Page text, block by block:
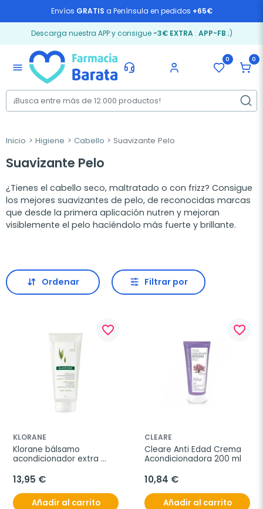
Envíos GRATIS a Península en pedidos +65€
Descarga nuestra APP y consigue -3€ EXTRA: APP-FB ;)
menu
0 0
Inicio Higiene Cabello Suavizante Pelo
Suavizante Pelo
¿Tienes el cabello seco, maltratado o con frizz? Consigue
los mejores suavizantes de pelo, de reconocidas marcas
que desde la primera aplicación nutren y mejoran
visiblemente el pelo haciéndolo más fuerte y brillante.
Ordenar Filtrar por
favorite_border
KLORANE
Klorane bálsamo
acondicionador extra
avena, 200 ml
13,95 €
Añadir al carrito
favorite_border
CLEARE
Cleare Anti Edad Crema
Acondicionadora 200 ml
10,84 €
Añadir al carrito